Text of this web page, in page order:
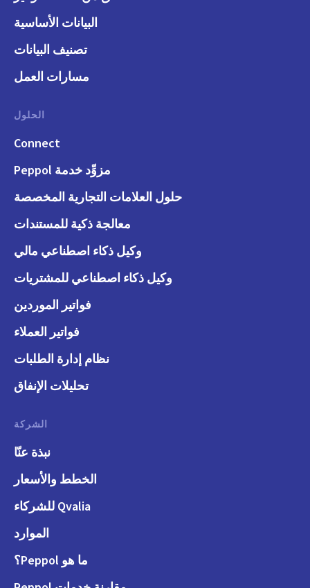
البيانات الأساسية
تصنيف البيانات
مسارات العمل
الحلول
Connect
مزوِّد خدمة Peppol
حلول العلامات التجارية المخصصة
معالجة ذكية للمستندات
وكيل ذكاء اصطناعي مالي
وكيل ذكاء اصطناعي للمشتريات
فواتير الموردين
فواتير العملاء
نظام إدارة الطلبات
تحليلات الإنفاق
الشركة
نبذة عنّا
الخطط والأسعار
Qvalia للشركاء
الموارد
ما هو Peppol؟